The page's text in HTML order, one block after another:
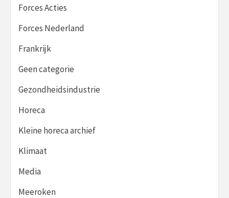
Forces Acties
Forces Nederland
Frankrijk
Geen categorie
Gezondheidsindustrie
Horeca
Kleine horeca archief
Klimaat
Media
Meeroken